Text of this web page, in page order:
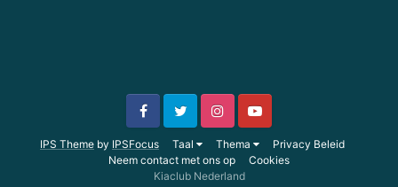
IPS Theme by IPSFocus Taal Thema
Privacy Beleid
Neem contact met ons op
Cookies
Kiaclub Nederland